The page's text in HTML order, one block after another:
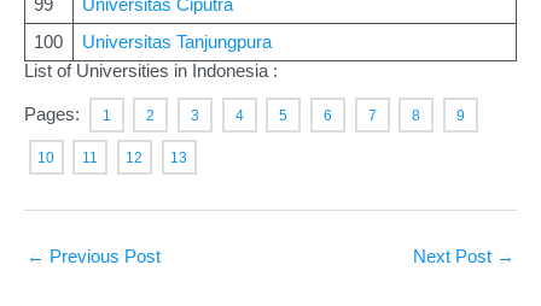
99
Universitas Ciputra
100
Universitas Tanjungpura
List of Universities in Indonesia :
Pages: 1 2 3 4 5 6 7 8 9
10 11 12 13
← Previous Post Next Post →